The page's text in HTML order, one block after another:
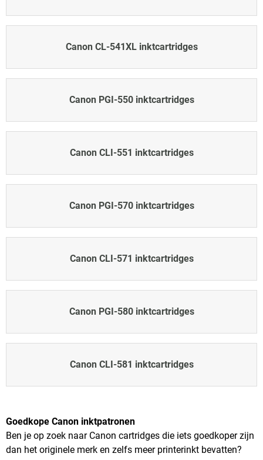
Canon CL-541XL inktcartridges
Canon PGI-550 inktcartridges
Canon CLI-551 inktcartridges
Canon PGI-570 inktcartridges
Canon CLI-571 inktcartridges
Canon PGI-580 inktcartridges
Canon CLI-581 inktcartridges
Goedkope Canon inktpatronen
Ben je op zoek naar Canon cartridges die iets goedkoper zijn
dan het originele merk en zelfs meer printerinkt bevatten?